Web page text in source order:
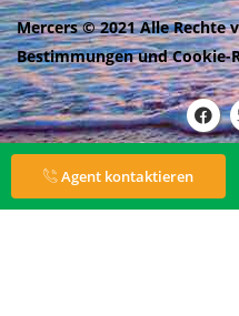
Mercers © 2021 Alle Rechte
BestimmungenundCookie-
Agent kontaktieren